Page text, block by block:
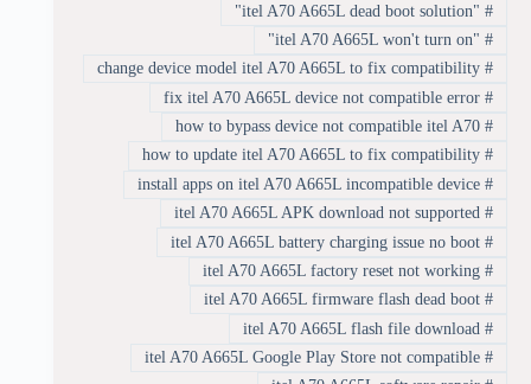
#
"itel A70 A665L dead boot solution"
#
"itel A70 A665L won't turn on"
#
change device model itel A70 A665L to fix compatibility
#
fix itel A70 A665L device not compatible error
#
how to bypass device not compatible itel A70
#
how to update itel A70 A665L to fix compatibility
#
install apps on itel A70 A665L incompatible device
#
itel A70 A665L APK download not supported
#
itel A70 A665L battery charging issue no boot
#
itel A70 A665L factory reset not working
#
itel A70 A665L firmware flash dead boot
#
itel A70 A665L flash file download
#
itel A70 A665L Google Play Store not compatible